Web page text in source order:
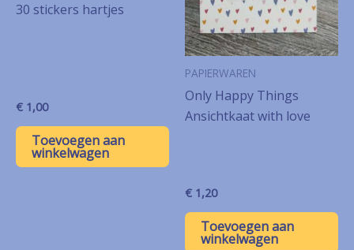
30 stickers hartjes
€ 1,00
Toevoegen aan
winkelwagen
PAPIERWAREN
Only Happy Things
Ansichtkaat with love
€ 1,20
Toevoegen aan
winkelwagen